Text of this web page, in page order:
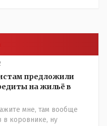
предложили
на жильё в
мне, там вообще
в коровнике, ну